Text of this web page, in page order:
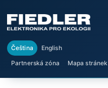
Čeština
English
Partnerská zóna
Mapa stránek